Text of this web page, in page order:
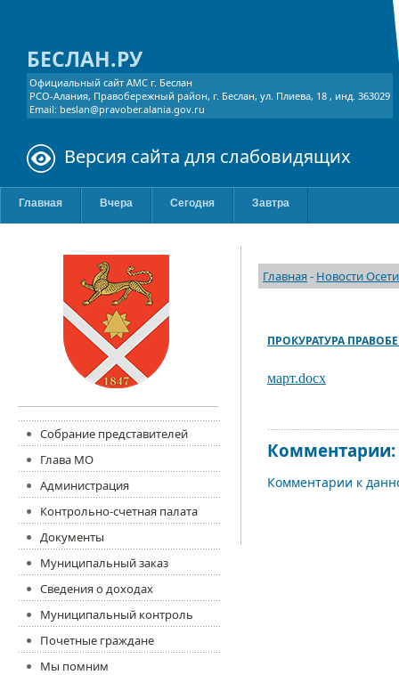
БЕСЛАН.РУ
Официальный сайт АМС г. Беслан
РСО-Алания, Правобережный район, г. Беслан, ул. Плиева, 18 , инд. 363029
Email: beslan@pravober.alania.gov.ru
Версия сайта для слабовидящих
Главная Вчера Сегодня Завтра
Собрание представителей
Глава МО
Администрация
Контрольно-счетная палата
Документы
Муниципальный заказ
Сведения о доходах
Муниципальный контроль
Почетные граждане
Мы помним
Главная- Новости
ПРОКУРАТУРА
март.docx
Комментарии:
Комментарии к